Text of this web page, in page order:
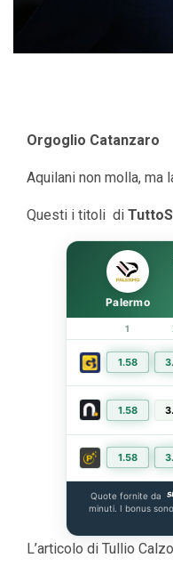
Orgoglio Catanzaro
Aquilani non molla, ma
Questi i titoli di
Palermo
1
1.58
1.58
1.58
Quote fornite da
minuti. I bonus
L’articolo di Tullio